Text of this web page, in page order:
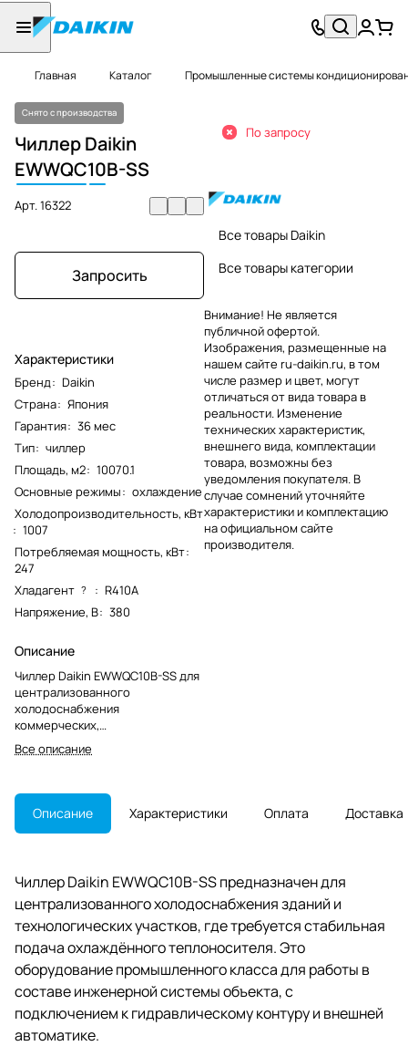
Главная Каталог Промышленные системы
Снято с производства
Чиллер Daikin
EWWQC10B-SS
Арт.16322
Запросить
Характеристики
Бренд: Daikin
Страна: Япония
Гарантия: 36 мес
Тип: чиллер
Площадь, м2: 10070.1
Основные режимы: охлаждение
Холодопроизводительность, кВт
: 1007
Потребляемая мощность, кВт:
247
Хладагент ? : R410A
Напряжение, В: 380
Описание
Чиллер Daikin EWWQC10B-SS для
централизованного
холодоснабжения
коммерческих,
административных и
производственных объектов.
подбирается с учётом
существующей системы.
Все описание
По запросу
Все товары Daikin
Все товары категории
Внимание! Не является
публичной офертой.
Изображения, размещенные на
нашем сайте ru-daikin.ru, в том
числе размер и цвет, могут
отличаться от вида товара в
реальности. Изменение
технических характеристик,
внешнего вида, комплектации
товара, возможны без
уведомления покупателя. В
случае сомнений уточняйте
характеристики и комплектацию
на официальном сайте
производителя.
Описание Характеристики Оплата Доставка
Чиллер Daikin EWWQC10B-SS предназначен для
централизованного холодоснабжения зданий и
технологических участков, где требуется стабильная
подача охлаждённого теплоносителя. Это
оборудование промышленного класса для работы в
составе инженерной системы объекта, с
подключением к гидравлическому контуру и внешней
автоматике.